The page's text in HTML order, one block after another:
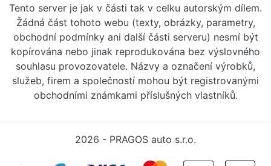
Tento server je jak v části tak v celku autorským dílem.
Žádná část tohoto webu (texty, obrázky, parametry,
obchodní podmínky ani další části serveru) nesmí být
kopírována nebo jinak reprodukována bez výslovného
souhlasu provozovatele. Názvy a označení výrobků,
služeb, firem a společností mohou být registrovanými
obchodními známkami příslušných vlastníků.
2026 - PRAGOS auto s.r.o.